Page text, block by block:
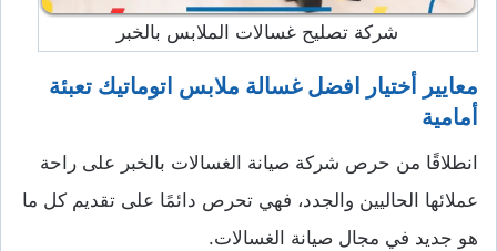
شركة تصليح غسالات الملابس بالخبر
معايير أختيار افضل غسالة ملابس اتوماتيك تعبئة
أمامية
انطلاقًا من حرص شركة صيانة الغسالات بالخبر على راحة
عملائها الحاليين والجدد، فهي تحرص دائمًا على تقديم كل ما
هو جديد في مجال صيانة الغسالات.